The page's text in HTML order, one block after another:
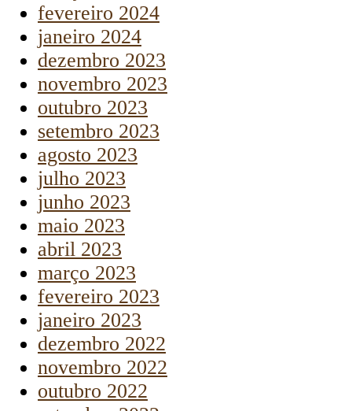
fevereiro 2024
janeiro 2024
dezembro 2023
novembro 2023
outubro 2023
setembro 2023
agosto 2023
julho 2023
junho 2023
maio 2023
abril 2023
março 2023
fevereiro 2023
janeiro 2023
dezembro 2022
novembro 2022
outubro 2022